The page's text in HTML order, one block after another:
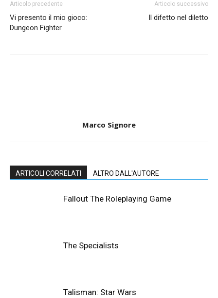
Articolo precedente
Vi presento il mio gioco:
Dungeon Fighter
Articolo successivo
Il difetto nel diletto
Marco Signore
ARTICOLI CORRELATI ALTRO DALL'AUTORE
Fallout The Roleplaying Game
The Specialists
Talisman: Star Wars